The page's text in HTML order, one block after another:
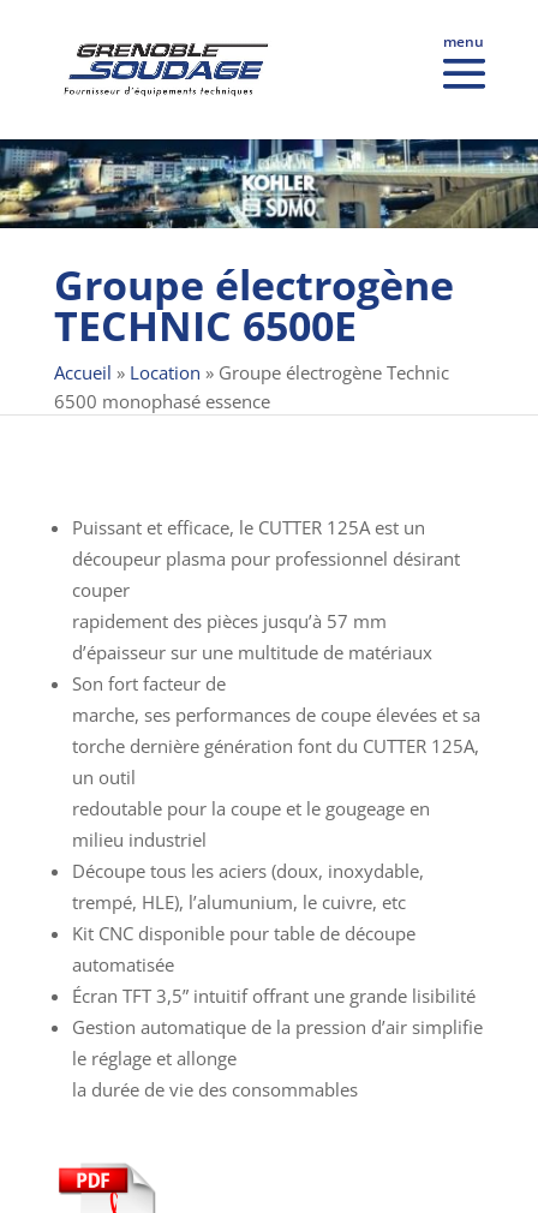
Groupe électrogène
TECHNIC 6500E
Accueil » Location » Groupe électrogène Technic
6500 monophasé essence
Puissant et efficace, le CUTTER 125A est un
découpeur plasma pour professionnel désirant
couper
rapidement des pièces jusqu’à 57 mm
d’épaisseur sur une multitude de matériaux
Son fort facteur de
marche, ses performances de coupe élevées et sa
torche dernière génération font du CUTTER 125A,
un outil
redoutable pour la coupe et le gougeage en
milieu industriel
Découpe tous les aciers (doux, inoxydable,
trempé, HLE), l’alumunium, le cuivre, etc
Kit CNC disponible pour table de découpe
automatisée
Écran TFT 3,5” intuitif offrant une grande lisibilité
Gestion automatique de la pression d’air simplifie
le réglage et allonge
la durée de vie des consommables